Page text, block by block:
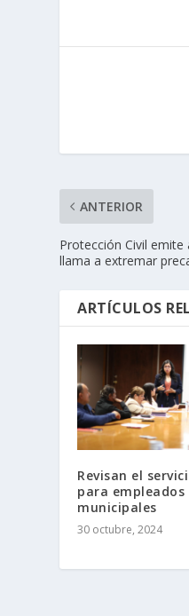
ANTERIOR
Protección Civil
llama a extremar
ARTÍCULOS
Revisan el
para empleados
municipales
30 octubre, 2024